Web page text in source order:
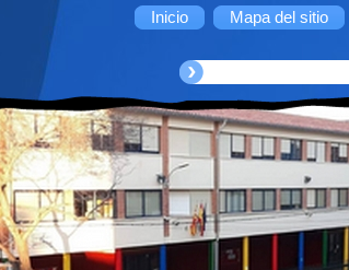
Inicio Mapa del sitio